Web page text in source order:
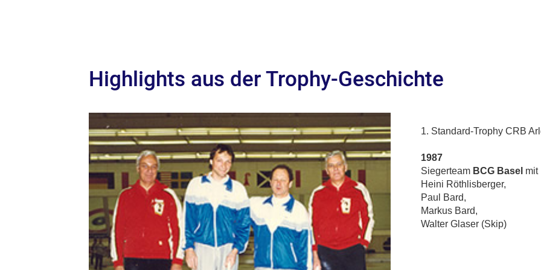
Highlights aus der Trophy-Geschichte
1. Standard-Trophy CRB
1987
Siegerteam BCG Basel mit
Heini Röthlisberger,
Paul Bard,
Markus Bard,
Walter Glaser (Skip)